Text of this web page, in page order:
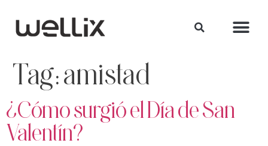
Tag:amistad
¿Cómo surgió el Día de San
Valentín?